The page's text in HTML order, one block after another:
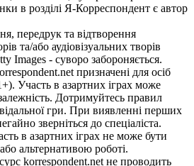
в розділі Я-Корреспондент є автор
передрук та відтворення
та/або аудіовізуальних творів
Images - суворо забороняється.
призначені для осіб
Участь в азартних іграх може
Дотримуйтесь правил
гри. При виявленні перших
зверніться до спеціаліста.
в азартних іграх не може бути
альтернативою роботі.
korrespondent.net не проводить